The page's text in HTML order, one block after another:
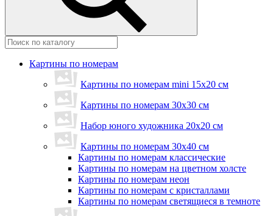
Картины по номерам
Картины по номерам mini 15х20 см
Картины по номерам 30x30 см
Набор юного художника 20х20 см
Картины по номерам 30х40 см
Картины по номерам классические
Картины по номерам на цветном холсте
Картины по номерам неон
Картины по номерам с кристаллами
Картины по номерам светящиеся в темноте